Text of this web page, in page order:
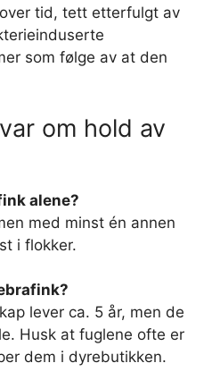
tid, tett etterfulgt av
som følge av at den
om hold av
alene?
med minst én annen
i flokker.
lever ca. 5 år, men de
Husk at fuglene ofte er
dem i dyrebutikken.